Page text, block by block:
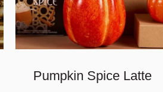
Pumpkin Spice Latte